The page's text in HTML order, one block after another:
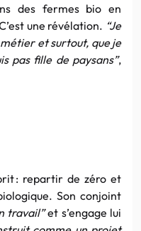
des fermes bio en
une révélation. “Je
et surtout, que je
pas fille de paysans”,
: repartir de zéro et
Son conjoint
travail”et s’engage lui